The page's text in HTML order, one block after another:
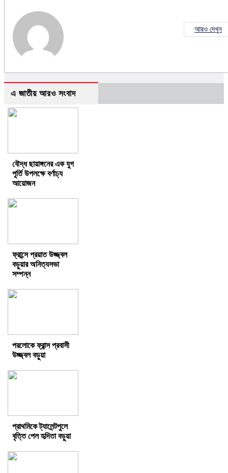
আরও দেখুন
এ জাতীয় আরও সংবাদ
বৌদ্ধ ছায়াঙ্গনের এক যুগ
পূর্তি উপলক্ষে বর্ণাঢ্য
আয়োজন
ফ্রান্সে প্রয়াত উজ্জ্বল
বড়ুয়ার অনিত্যসভা
সম্পন্ন
পরলোকে ফ্রান্স প্রবাসী
উজ্জ্বল বড়ুয়া
প্রাথমিকে ট্যালেন্টপুলে
বৃত্তি পেল হৃদিতা বড়ুয়া